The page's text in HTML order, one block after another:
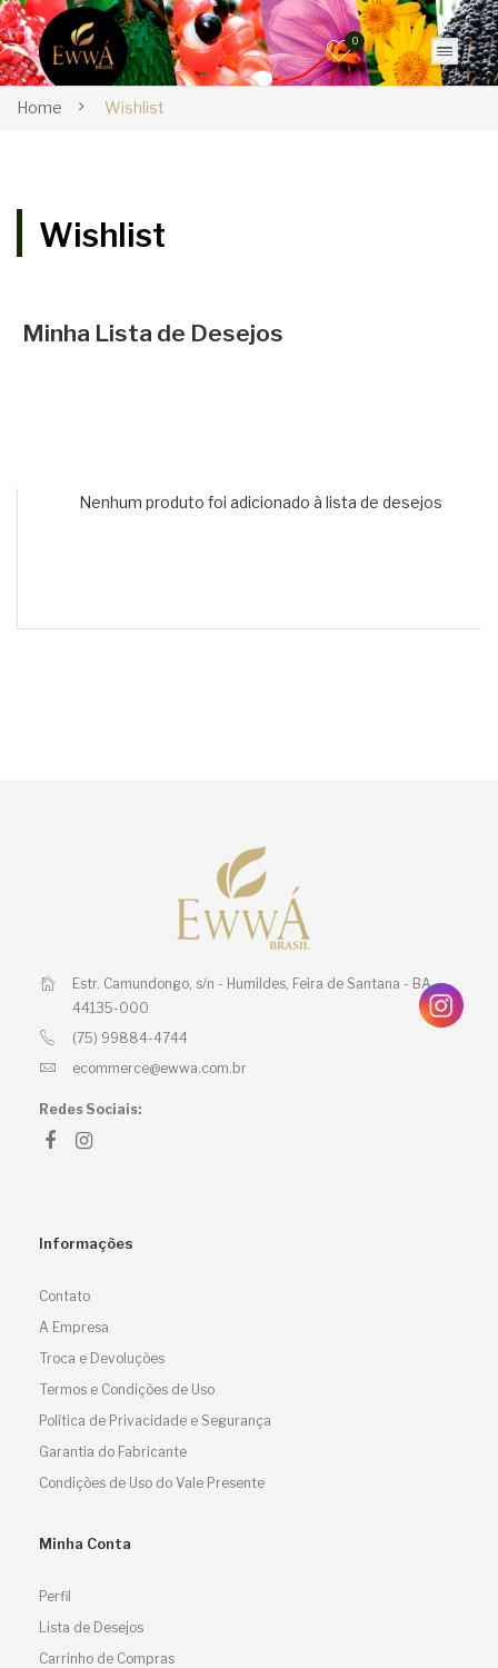
0
Home Wishlist
Wishlist
Minha Lista de Desejos
Nenhum produto foi adicionado à lista de desejos
Estr. Camundongo, s/n - Humildes, Feira de Santana - BA,
44135-000
(75) 99884-4744
ecommerce@ewwa.com.br
Redes Sociais:
Informações
Contato
A Empresa
Troca e Devoluções
Termos e Condições de Uso
Política de Privacidade e Segurança
Garantia do Fabricante
Condições de Uso do Vale Presente
Minha Conta
Perfil
Lista de Desejos
Carrinho de Compras